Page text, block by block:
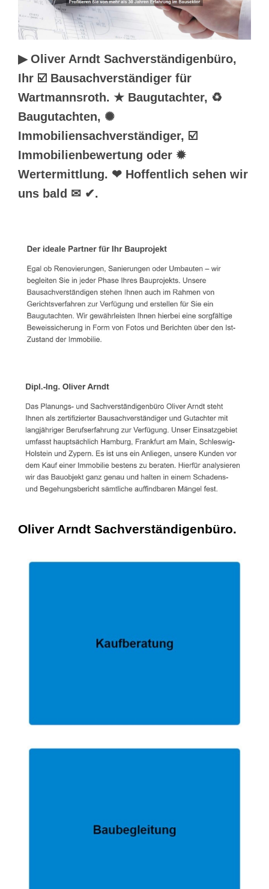
▶︎ Oliver Arndt Sachverständigenbüro,
Ihr ☑️ Bausachverständiger für
Wartmannsroth. ★ Baugutachter, ♻
Baugutachten, ✺
Immobiliensachverständiger, ☑️
Immobilienbewertung oder ✹
Wertermittlung. ❤ Hoffentlich sehen wir
uns bald ✉ ✔.
Oliver Arndt Sachverständigenbüro.